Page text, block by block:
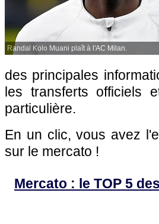
Randal Kolo Muani plaît à l'AC Milan.
des principales
les transferts officiels
particulière.
En un clic, vous avez
sur le mercato !
Mercato : le TOP 5